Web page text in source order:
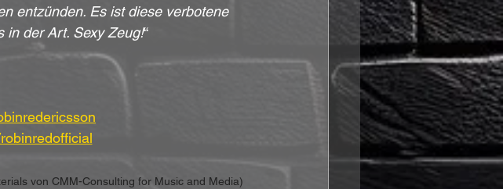
entzünden. Es ist diese verbotene
in der Art. Sexy Zeug!“
von CMM-Consulting for Music and Media)